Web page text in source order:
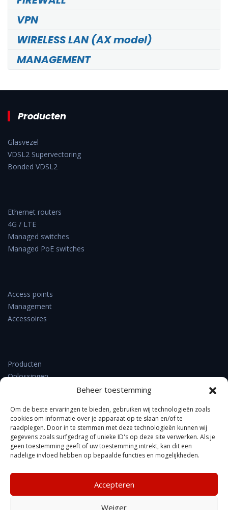
Beheer toestemming
Om de beste ervaringen te bieden, gebruiken wij technologieën zoals
cookies om informatie over je apparaat op te slaan en/of te
raadplegen. Door in te stemmen met deze technologieën kunnen wij
gegevens zoals surfgedrag of unieke ID's op deze site verwerken. Als je
geen toestemming geeft of uw toestemming intrekt, kan dit een
nadelige invloed hebben op bepaalde functies en mogelijkheden.
Accepteren
Weiger
VPN
WIRELESS LAN (AX model)
MANAGEMENT
Producten
Glasvezel
VDSL2 Supervectoring
Bonded VDSL2
Ethernet routers
4G / LTE
Managed switches
Managed PoE switches
Access points
Management
Accessoires
Producten
Oplossingen
Support & downloads
Nieuws
Contact
Over DrayTek
FAQ
Kennisbank